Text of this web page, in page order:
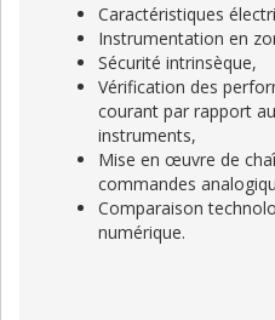
Caractéristiques
Instrumentation en
Sécurité intrinsèque,
Vérification des
courant par rapport
instruments,
Mise en œuvre de
commandes
Comparaison
numérique.